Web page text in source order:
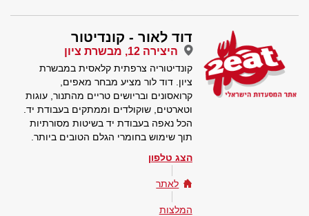
דוד לאור - קונדיטור
היצירה 12, מבשרת ציון
קונדיטוריה צרפתית קלאסית במבשרת
ציון. דוד לור מציע מבחר מאפים,
קרואסונים ובריושים טריים מהתנור, עוגות
וטארטים, שוקולדים וממתקים בעבודת יד.
הכל נאפה בעבודת יד בשיטות מסורתיות
תוך שימוש בחומרי הגלם הטובים ביותר.
הצג טלפון
לאתר
המלצות